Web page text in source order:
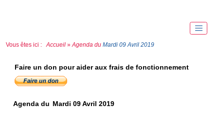
Vous êtes ici : Accueil » Agenda du Mardi 09 Avril 2019
Faire un don pour aider aux frais de fonctionnement
Agenda du Mardi 09 Avril 2019